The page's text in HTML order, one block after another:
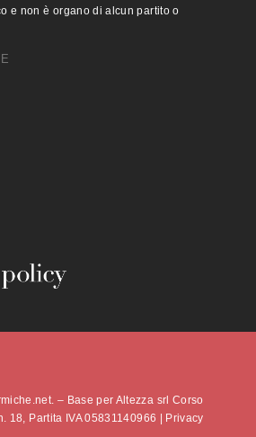
e non è organo di alcun partito o
– Base per Altezza srl Corso
18, Partita IVA 05831140966 |
Privacy